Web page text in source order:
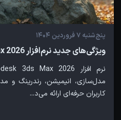
پنج‌شنبه 7 فروردین 1404
ویژگی‌های جدید نرم‌افزار Autodesk 3ds Max 2026
مدل‌سازی، انیمیشن، رندرینگ و
کاربران حرفه‌ای ارائه می‌د...